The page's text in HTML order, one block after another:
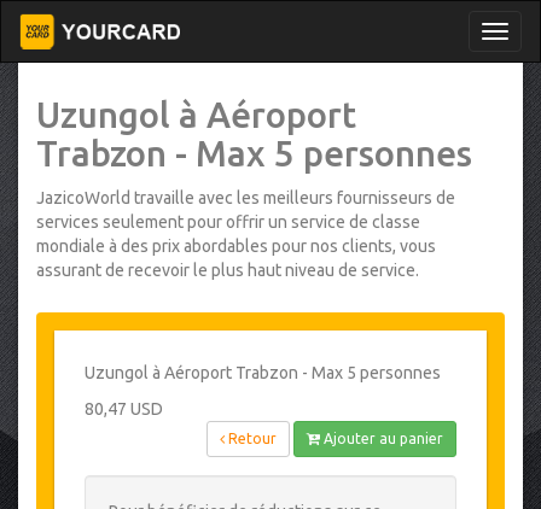
Uzungol à Aéroport
Trabzon - Max 5 personnes
JazicoWorld travaille avec les meilleurs fournisseurs de
services seulement pour offrir un service de classe
mondiale à des prix abordables pour nos clients, vous
assurant de recevoir le plus haut niveau de service.
Uzungol à Aéroport Trabzon - Max 5 personnes
80,47 USD
Retour Ajouter au panier